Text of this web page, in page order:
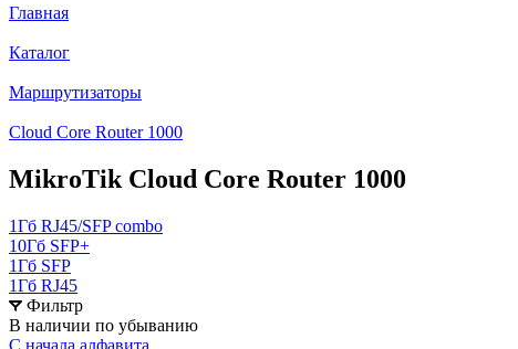
Главная
Каталог
Маршрутизаторы
Cloud Core Router 1000
MikroTik Cloud Core Router 1000
1Гб RJ45/SFP combo
10Гб SFP+
1Гб SFP
1Гб RJ45
Фильтр
В наличии по убыванию
С начала алфавита